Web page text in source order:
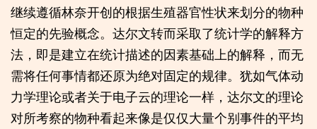
继续遵循林奈开创的根据生殖器官性状来划分的物种
恒定的先验概念。达尔文转而采取了统计学的解释方
法，即是建立在统计描述的因素基础上的解释，而无
需将任何事情都还原为绝对固定的规律。犹如气体动
力学理论或者关于电子云的理论一样，达尔文的理论
对所考察的物种看起来像是仅仅大量个别事件的平均